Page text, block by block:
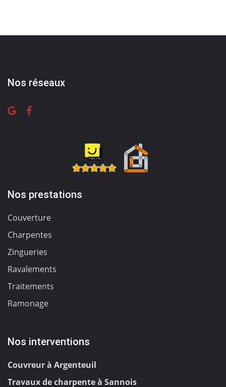
Nos réseaux
Nos prestations
Couverture
Charpentes
Zingueries
Ravalements
Traitements
Ramonage
Nos interventions
Couvreur à Argenteuil
Travaux de charpente à Sannois